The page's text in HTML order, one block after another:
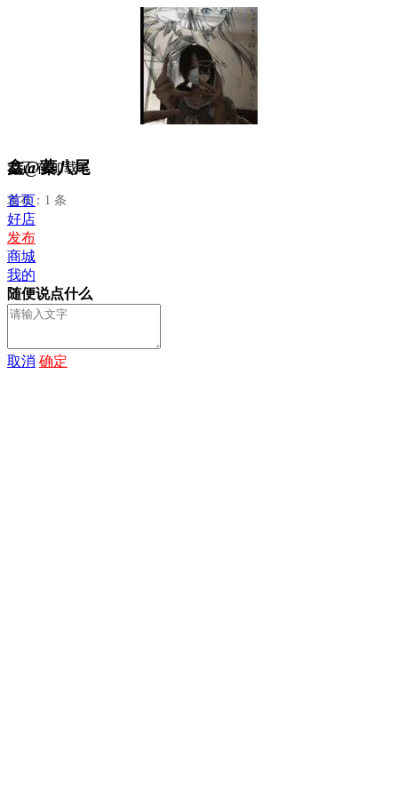
鑫@蓁八尾
发布：1 条
正在加载...
首页
好店
发布
商城
我的
随便说点什么
取消 确定